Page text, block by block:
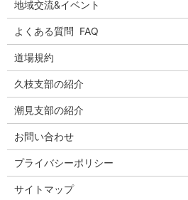
地域交流&イベント
よくある質問 FAQ
道場規約
久枝支部の紹介
潮見支部の紹介
お問い合わせ
プライバシーポリシー
サイトマップ